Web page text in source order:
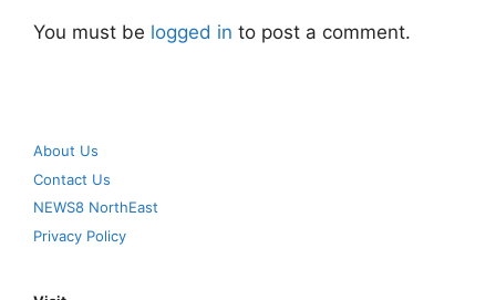
You must be logged in to post a comment.
About Us
Contact Us
NEWS8 NorthEast
Privacy Policy